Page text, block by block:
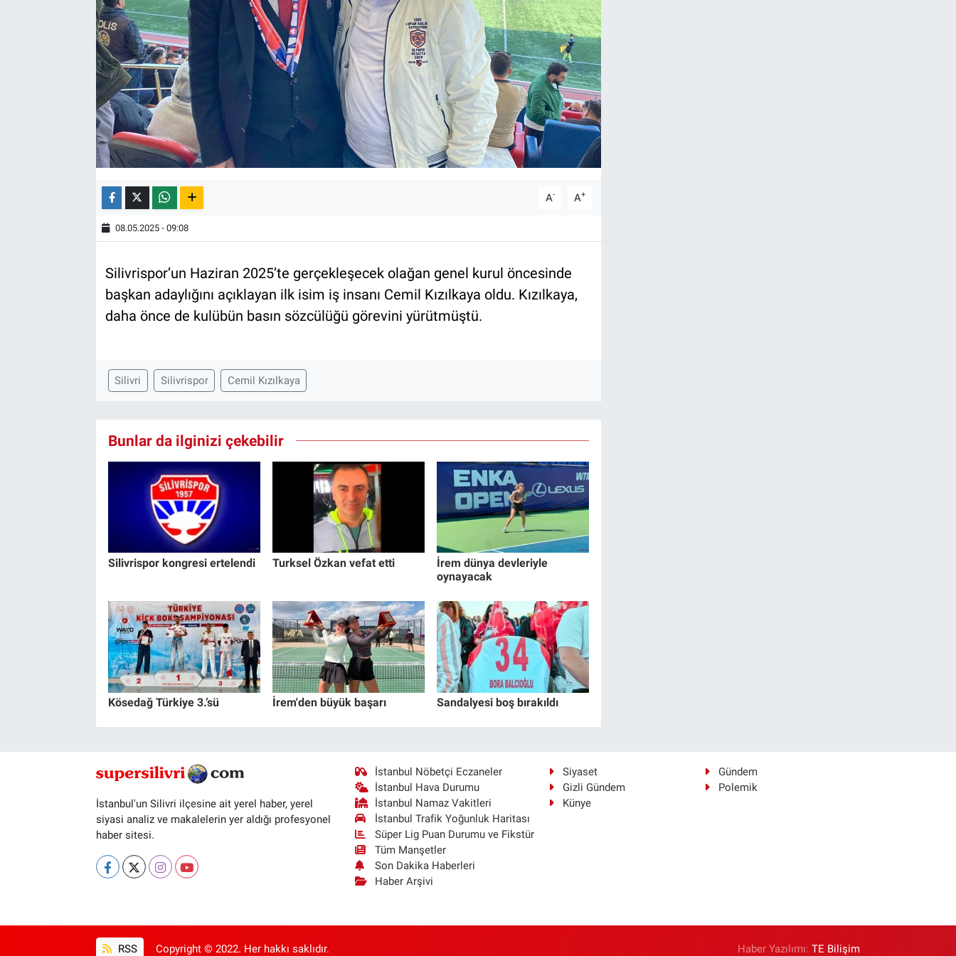
A- A+
08.05.2025 - 09:08
Silivrispor’un Haziran 2025’te gerçekleşecek olağan genel kurul öncesinde
başkan adaylığını açıklayan ilk isim iş insanı Cemil Kızılkaya oldu. Kızılkaya,
daha önce de kulübün basın sözcülüğü görevini yürütmüştü.
Silivri Silivrispor Cemil Kızılkaya
Bunlar da ilginizi çekebilir
Silivrispor kongresi ertelendi Turksel Özkan vefat etti
İrem dünya devleriyle
oynayacak
Kösedağ Türkiye 3.’sü İrem'den büyük başarı Sandalyesi boş bırakıldı
İstanbul'un Silivri ilçesine ait yerel haber, yerel
siyasi analiz ve makalelerin yer aldığı profesyonel
haber sitesi.
İstanbul Nöbetçi Eczaneler
İstanbul Hava Durumu
İstanbul Namaz Vakitleri
İstanbul Trafik Yoğunluk Haritası
Süper Lig Puan Durumu ve Fikstür
Tüm Manşetler
Son Dakika Haberleri
Haber Arşivi
Siyaset
Gündem
Gizli Gündem
Polemik
Künye
RSS Copyright © 2022. Her hakkı saklıdır. Haber Yazılımı:TE Bilişim